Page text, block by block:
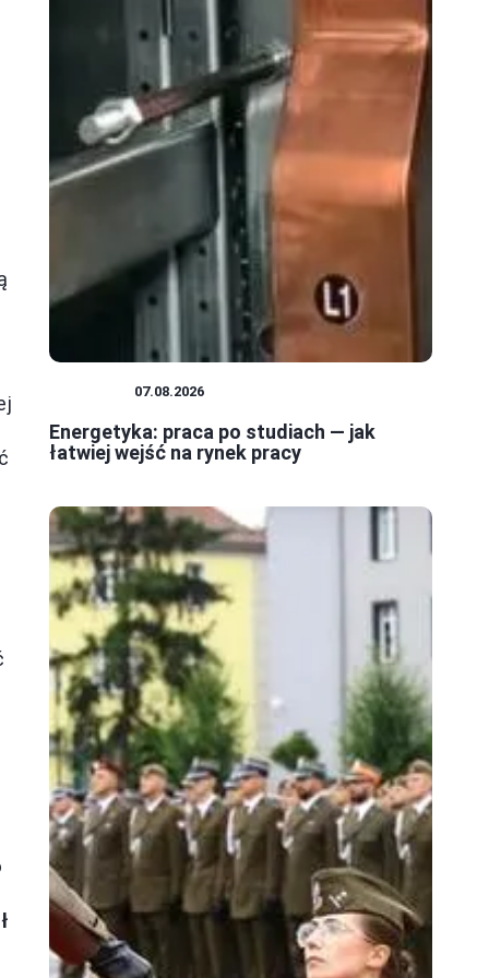
07.08.2026
Energetyka: praca po studiach — jak
łatwiej wejść na rynek pracy